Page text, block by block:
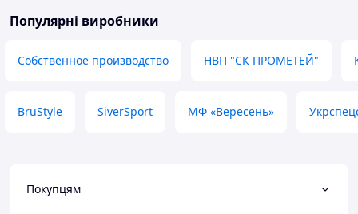
Популярні виробники
Собственное производство НВП "СК ПРОМЕТЕЙ"
BruStyle SiverSport МФ «Вересень»
Покупцям